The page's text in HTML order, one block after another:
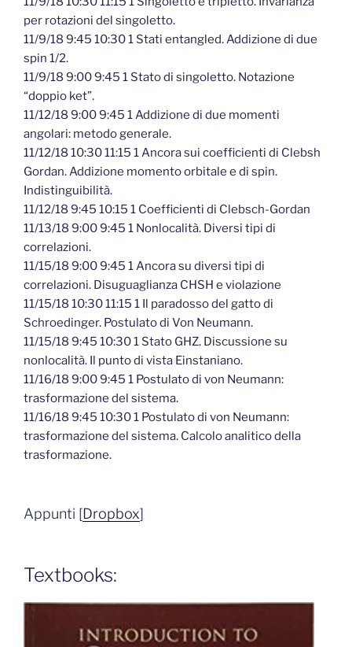
per rotazioni del singoletto.
11/9/18 9:45 10:30 1 Stati entangled. Addizione di due
spin 1/2.
11/9/18 9:00 9:45 1 Stato di singoletto. Notazione
“doppio ket”.
11/12/18 9:00 9:45 1 Addizione di due momenti
angolari: metodo generale.
11/12/18 10:30 11:15 1 Ancora sui coefficienti di Clebsh
Gordan. Addizione momento orbitale e di spin.
Indistinguibilità.
11/12/18 9:45 10:15 1 Coefficienti di Clebsch-Gordan
11/13/18 9:00 9:45 1 Nonlocalità. Diversi tipi di
correlazioni.
11/15/18 9:00 9:45 1 Ancora su diversi tipi di
correlazioni. Disuguaglianza CHSH e violazione
11/15/18 10:30 11:15 1 Il paradosso del gatto di
Schroedinger. Postulato di Von Neumann.
11/15/18 9:45 10:30 1 Stato GHZ. Discussione su
nonlocalità. Il punto di vista Einstaniano.
11/16/18 9:00 9:45 1 Postulato di von Neumann:
trasformazione del sistema.
11/16/18 9:45 10:30 1 Postulato di von Neumann:
trasformazione del sistema. Calcolo analitico della
trasformazione.
Appunti [Dropbox]
Textbooks: